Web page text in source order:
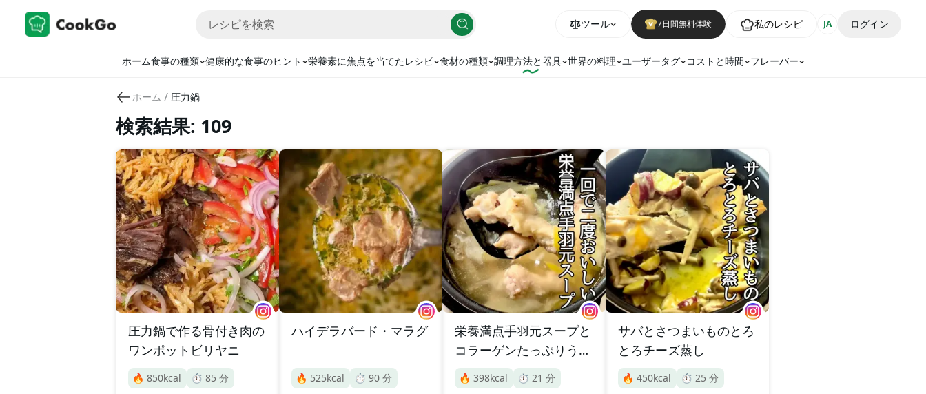
ツール 7日間無料体験 私のレシピ JA ログイン
ホーム食事の種類 健康的な食事のヒント 栄養素に焦点を当てたレシピ 食材の種類 調理方法と器具 世界の料理 ユーザータグ コストと時間 フレーバー
ホーム / 圧力鍋
検索結果: 109
圧力鍋で作る骨付き肉の
ワンポットビリヤニ
🔥 850kcal ⏱️ 85 分
ハイデラバード・マラグ
🔥 525kcal ⏱️ 90 分
栄養満点手羽元スープと
コラーゲンたっぷりうま
塩ラーメン
🔥 398kcal ⏱️ 21 分
サバとさつまいものとろ
とろチーズ蒸し
🔥 450kcal ⏱️ 25 分